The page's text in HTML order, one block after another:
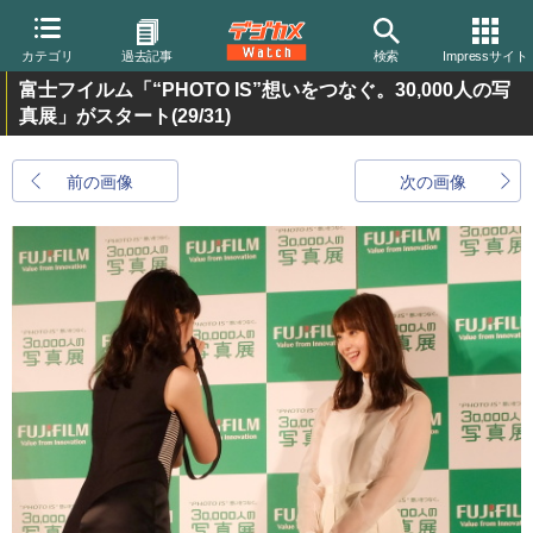
カテゴリ 過去記事 検索 Impressサイト
富士フイルム「“PHOTO IS”想いをつなぐ。30,000人の写
真展」がスタート(29/31)
前の画像 次の画像